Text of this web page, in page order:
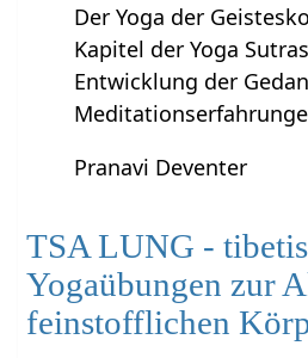
Der Yoga der
Kapitel der Yoga
Entwicklung der
Pranavi Deventer
TSA LUNG -
Yogaübungen zur
feinstofflichen